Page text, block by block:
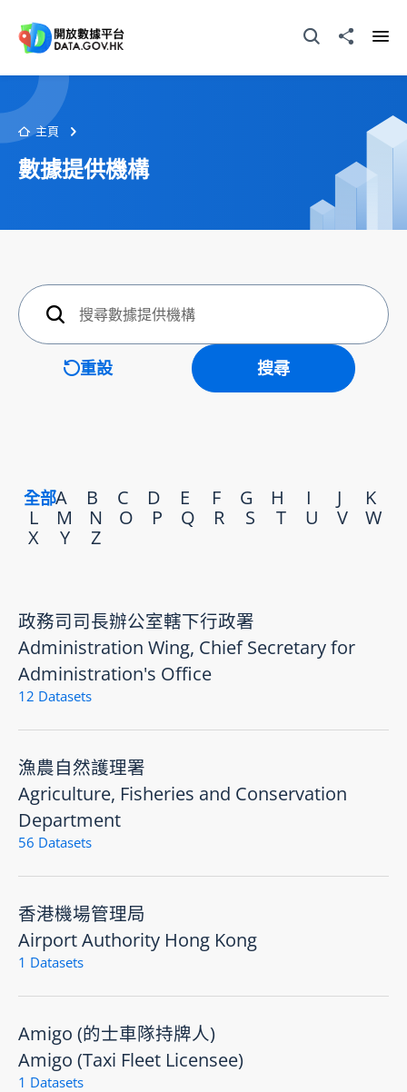
打開搜尋器分享至
主頁
數據提供機構
搜尋
重設 搜尋
全部A B C D E F G H I J
K
L
M N O P Q R S T U V
W
X
Y Z
政務司司長辦公室轄下行政署
Administration Wing, Chief Secretary for
Administration's Office
12 Datasets
漁農自然護理署
Agriculture, Fisheries and Conservation
Department
56 Datasets
香港機場管理局
Airport Authority Hong Kong
1 Datasets
Amigo (的士車隊持牌人)
Amigo (Taxi Fleet Licensee)
1 Datasets